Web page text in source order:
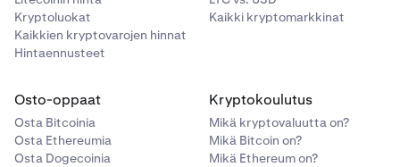
Kryptoluokat
Kaikkien kryptovarojen hinnat
Hintaennusteet
Kaikki kryptomarkkinat
Osto-oppaat
Osta Bitcoinia
Osta Ethereumia
Osta Dogecoinia
Kryptokoulutus
Mikä kryptovaluutta on?
Mikä Bitcoin on?
Mikä Ethereum on?